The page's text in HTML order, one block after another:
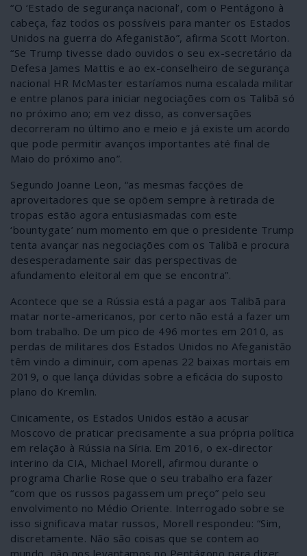
“O ‘Estado de segurança nacional’, com o Pentágono à
cabeça, faz todos os possíveis para manter os Estados
Unidos na guerra do Afeganistão”, afirma Scott Morton.
“Se Trump tivesse dado ouvidos o seu ex-secretário da
Defesa James Mattis e ao ex-conselheiro de segurança
nacional HR McMaster estaríamos numa escalada militar
e entre planos para iniciar negociações com os Talibã só
no próximo ano; em vez disso, as conversações
decorreram no último ano e meio e já existe um acordo
que pode permitir avanços importantes até final de
Maio do próximo ano”.
Segundo Joanne Leon, “as mesmas facções de
aproveitadores que se opõem sempre à retirada de
tropas estão agora entusiasmadas com este
‘bountygate’ num momento em que o presidente Trump
tenta avançar nas negociações com os Talibã e procura
desesperadamente sair das perspectivas de
afundamento eleitoral em que se encontra”.
Acontece que se a Rússia está a pagar aos Talibã para
matar norte-americanos, por certo não está a fazer um
bom trabalho. De um pico de 496 mortes em 2010, as
perdas de militares dos Estados Unidos no Afeganistão
têm vindo a diminuir, com apenas 22 baixas mortais em
2019, o que lança dúvidas sobre a eficácia do suposto
plano do Kremlin.
Cinicamente, os Estados Unidos estão a acusar
Moscovo de praticar precisamente a sua própria política
em relação à Rússia na Síria. Em 2016, o ex-director
interino da CIA, Michael Morell, afirmou durante o
programa Charlie Rose que o seu trabalho era fazer
“com que os russos pagassem um preço” pelo seu
envolvimento no Médio Oriente. Interrogado sobre se
isso significava matar russos, Morell respondeu: “Sim,
discretamente. Não são coisas que se contem ao